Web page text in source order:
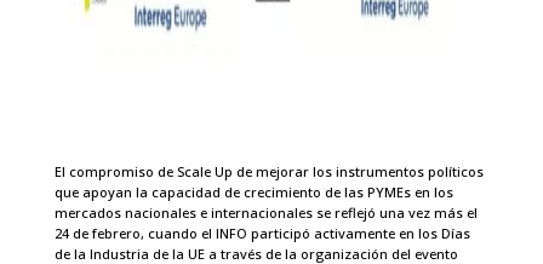
El compromiso de Scale Up de mejorar los instrumentos políticos
que apoyan la capacidad de crecimiento de las PYMEs en los
mercados nacionales e internacionales se reflejó una vez más el
24 de febrero, cuando el INFO participó activamente en los Días
de la Industria de la UE a través de la organización del evento